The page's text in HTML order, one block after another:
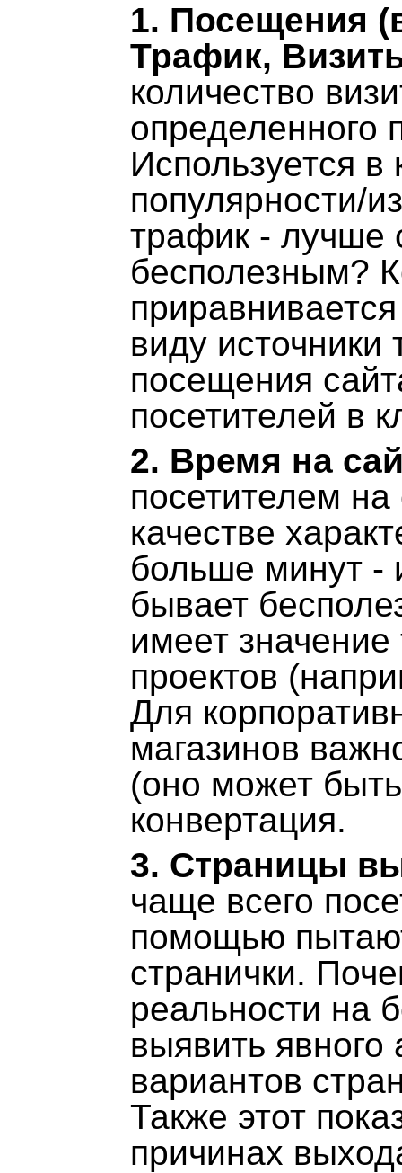
1. Посещения
Трафик,
количество
определенного
Используется в
популярности/
трафик - лучше
бесполезным?
виду источники
посещения
посетителей в
2. Время на
посетителем на
качестве
больше минут -
бывает
имеет значение
проектов
Для
магазинов
(оно может
конвертация.
3. Страницы
чаще всего
помощью
странички.
реальности на
выявить явного
вариантов
Также этот
причинах